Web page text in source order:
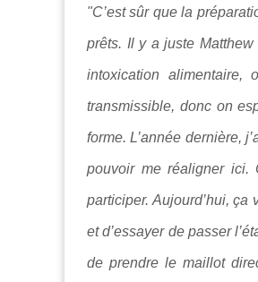
"C’est sûr que la
prêts. Il y a juste
intoxication
transmissible, donc on
forme. L’année dernière,
pouvoir me réaligner ici.
participer. Aujourd’hui,
et d’essayer de passer
de prendre le maillot